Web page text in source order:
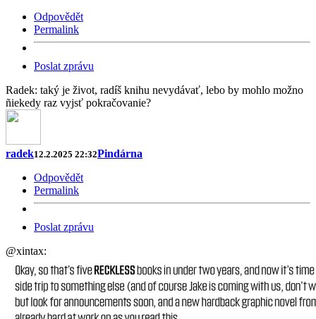
Odpovědět
Permalink
Poslat zprávu
Radek: taký je život, radíš knihu nevydávať, lebo by mohlo možno
ñiekedy raz vyjsť pokračovanie?
radek12.2.2025 22:32Pindárna
Odpovědět
Permalink
Poslat zprávu
@xintax: